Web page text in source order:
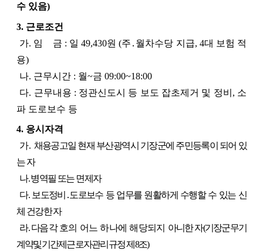
수 있음)
3. 근로조건
가. 임 금 : 일 49,430원 (주․월차수당 지급, 4대 보험 적
용)
나. 근무시간 : 월~금 09:00~18:00
다. 근무내용 : 정관신도시 등 보도 잡초제거 및 정비, 소
파 도로보수 등
4. 응시자격
가. 채용공고일 현재 부산광역시 기장군에 주민등록이 되어 있
는 자
나. 병역필 또는 면제자
다. 보도정비․도로보수 등 업무를 원활하게 수행할 수 있는 신
체 건강한 자
라.다음 각호의 어느 하나에 해당되지 아니한 자(기장군무기
계약및기간제근로자관리규정 제8조)